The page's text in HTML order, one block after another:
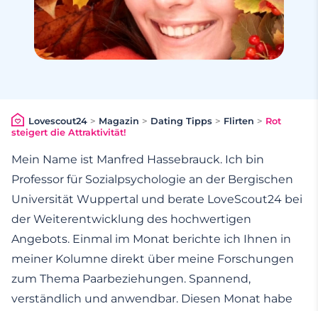
Lovescout24> Magazin > Dating Tipps > Flirten > Rot
steigert die Attraktivität!
Mein Name ist Manfred Hassebrauck. Ich bin
Professor für Sozialpsychologie an der Bergischen
Universität Wuppertal und berate LoveScout24 bei
der Weiterentwicklung des hochwertigen
Angebots. Einmal im Monat berichte ich Ihnen in
meiner Kolumne direkt über meine Forschungen
zum Thema Paarbeziehungen. Spannend,
verständlich und anwendbar. Diesen Monat habe